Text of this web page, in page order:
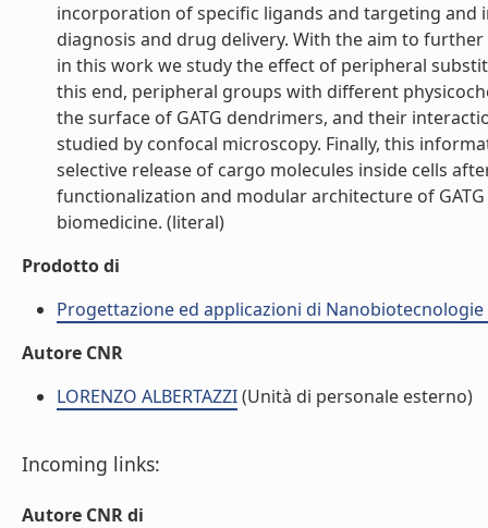
incorporation of specific ligands and targeting
diagnosis and drug delivery. With the aim to
in this work we study the effect of peripheral
this end, peripheral groups with different
the surface of GATG dendrimers, and their
studied by confocal microscopy. Finally, this
selective release of cargo molecules inside cells
functionalization and modular architecture of
biomedicine. (literal)
Prodotto di
Progettazione ed applicazioni di Nanobiotecnologie
Autore CNR
LORENZO ALBERTAZZI(Unità di personale esterno)
Incoming links:
Autore CNR di